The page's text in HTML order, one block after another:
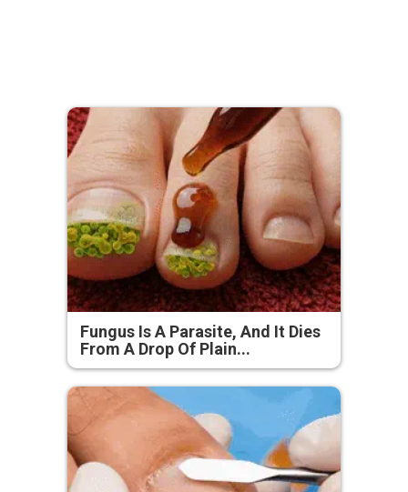
Fungus Is A Parasite, And It Dies
From A Drop Of Plain...